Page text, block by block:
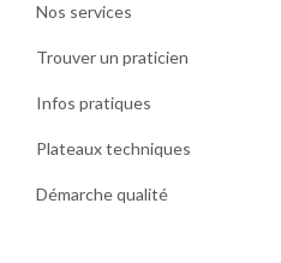
Nos services
Trouver un praticien
Infos pratiques
Plateaux techniques
Démarche qualité